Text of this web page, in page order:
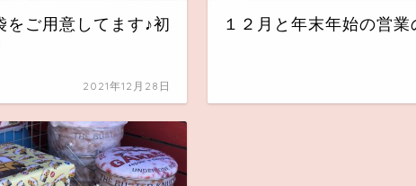
をご用意してます♪初
2021年12月28日
１２月と年末年始の営業